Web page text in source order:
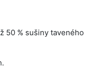
50 % sušiny taveného